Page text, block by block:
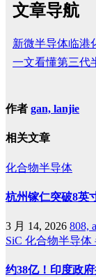
文章导航
新微半导体临港
一文看懂第三代
作者 gan, lanjie
相关文章
化合物半导体
杭州镓仁突破8英
3 月 14, 2026 808,
SiC 化合物半导体
约38亿！印度政